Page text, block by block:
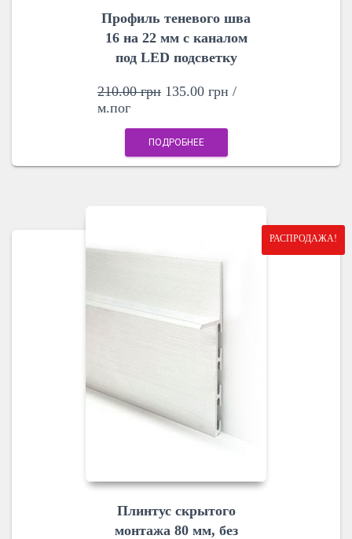
Профиль теневого шва
16 на 22 мм с каналом
под LED подсветку
210.00грн 135.00 грн /
м.пог
ПОДРОБНЕЕ
РАСПРОДАЖА!
Плинтус скрытого
монтажа 80 мм, без